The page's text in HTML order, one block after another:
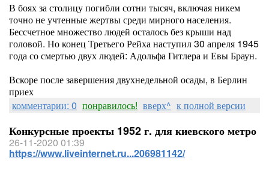
В боях за столицу погибли сотни тысяч, включая никем
точно не учтенные жертвы среди мирного населения.
Бессчетное множество людей осталось без крыши над
головой. Но конец Третьего Рейха наступил 30 апреля 1945
года со смертью двух людей: Адольфа Гитлера и Евы Браун.
Вскоре после завершения двухнедельной осады, в Берлин
приех
комментарии: 0 понравилось! вверх^ к полной версии
Конкурсные проекты 1952 г. для киевского метро
26-11-2020 01:39
https://www.liveinternet.ru...206981142/